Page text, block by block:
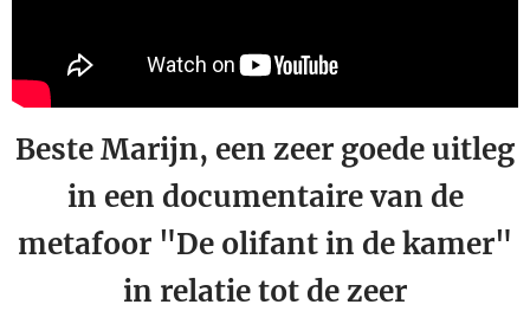
Beste Marijn, een zeer goede uitleg
in een documentaire van de
metafoor "De olifant in de kamer"
in relatie tot de zeer